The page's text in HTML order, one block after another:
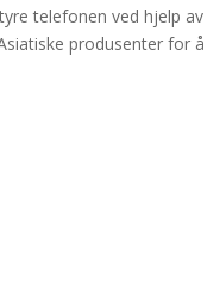
telefonen ved hjelp
produsenter for